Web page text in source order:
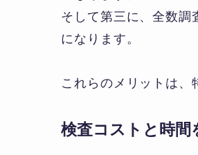
そして第三に、全数調
になります。
これらのメリットは、
検査コストと時間